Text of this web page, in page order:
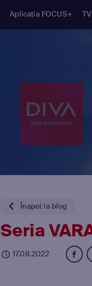
Aplicația FOCUS+
Înapoi la blog
Seria
17.08.2022